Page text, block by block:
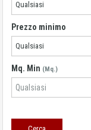
Qualsiasi
Prezzo minimo
Qualsiasi
Mq. Min (Mq.)